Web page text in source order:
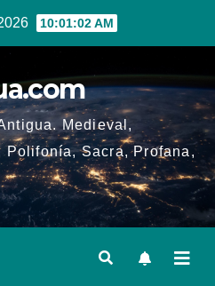
10:01:03 AM
Medieval,
Polifonía, Sacra, Profana,